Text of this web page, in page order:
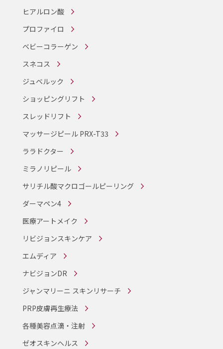
ヒアルロン酸
プロファイロ
ベビーコラーゲン
スネコス
ジュベルック
ショッピングリフト
スレッドリフト
マッサージピール PRX-T33
ララドクター
ミラノリピール
サリチル酸マクロゴールピーリング
ダーマペン4
医療アートメイク
リビジョンスキンケア
エムディア
ナビジョンDR
ジャンマリーニ スキンリサーチ
PRP皮膚再生療法
各種美容点滴・注射
ゼオスキンヘルス